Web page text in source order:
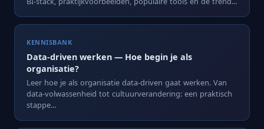
KENNISBANK
Data-driven werken — Hoe begin je als
organisatie?
Leer hoe je als organisatie data-driven gaat werken. Van
data-volwassenheid tot cultuurverandering: een praktisch
stappe...